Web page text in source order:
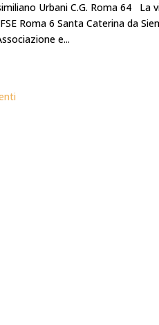
Urbani C.G. Roma 64
Roma 6 Santa Caterina da
e...